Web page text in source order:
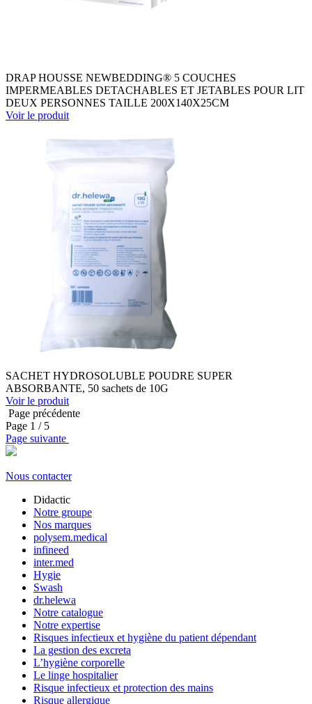
DRAP HOUSSE NEWBEDDING® 5 COUCHES
IMPERMEABLES DETACHABLES ET JETABLES POUR LIT
DEUX PERSONNES TAILLE 200X140X25CM
Voir le produit
SACHET HYDROSOLUBLE POUDRE SUPER
ABSORBANTE, 50 sachets de 10G
Voir le produit
Page précédente
Page 1 / 5
Page suivante
Nous contacter
Didactic
Notre groupe
Nos marques
polysem.medical
infineed
inter.med
Hygie
Swash
dr.helewa
Notre catalogue
Notre expertise
Risques infectieux et hygiène du patient dépendant
La gestion des excreta
L’hygiène corporelle
Le linge hospitalier
Risque infectieux et protection des mains
Risque allergique